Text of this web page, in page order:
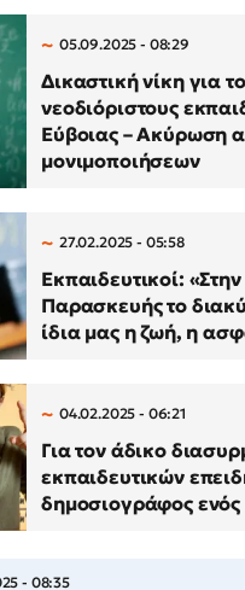
05.09.2025 - 08:29
Δικαστική νίκη για
νεοδιόριστους
Εύβοιας – Ακύρωση
μονιμοποιήσεων
27.02.2025 - 05:58
Εκπαιδευτικοί:
Παρασκευής το
ίδια μας η ζωή, η
04.02.2025 - 06:21
Για τον άδικο
εκπαιδευτικών
δημοσιογράφος
- 08:35